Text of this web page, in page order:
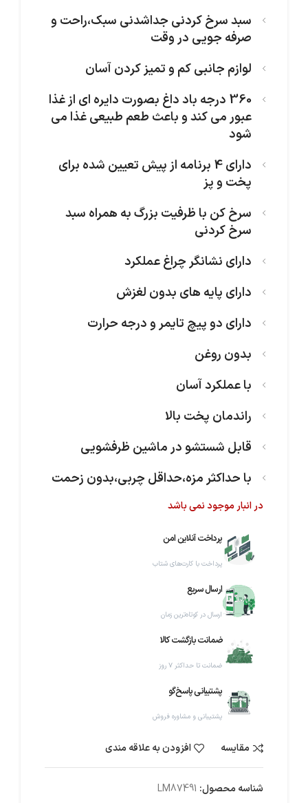
سبد سرخ کردنی جداشدنی سبک،راحت و
صرفه جویی در وقت
لوازم جانبی کم و تمیز کردن آسان
360 درجه باد داغ بصورت دایره ای از غذا
عبور می کند و باعث طعم طبیعی غذا می
شود
دارای 4 برنامه از پیش تعیین شده برای
پخت و پز
سرخ کن با ظرفیت بزرگ به همراه سبد
سرخ کردنی
دارای نشانگر چراغ عملکرد
دارای پایه های بدون لغزش
دارای دو پیچ تایمر و درجه حرارت
بدون روغن
با عملکرد آسان
راندمان پخت بالا
قابل شستشو در ماشین ظرفشویی
با حداکثر مزه،حداقل چربی،بدون زحمت
در انبار موجود نمی باشد
پرداخت آنلاین امن
پرداخت با کارت‌های شتاب
ارسال سریع
ارسال در کوتاه‌ترین زمان
ضمانت بازگشت کالا
ضمانت تا حداکثر ۷ روز
پشتیبانی پاسخ‌گو
پشتیبانی و مشاوره فروش
مقایسه افزودن به علاقه مندی
شناسه محصول: LM87491